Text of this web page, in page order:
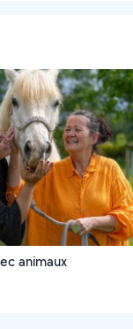
animaux